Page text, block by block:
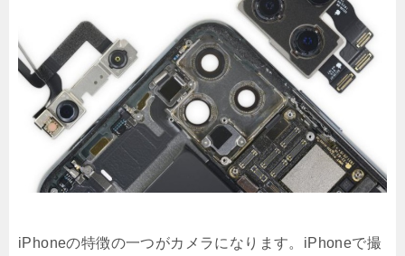
iPhoneの特徴の一つがカメラになります。iPhoneで撮